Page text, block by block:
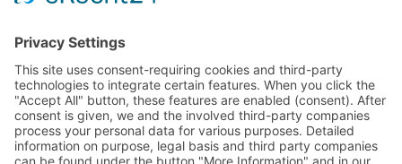
Prod. similaires
HOTLINE ASSISTANCE